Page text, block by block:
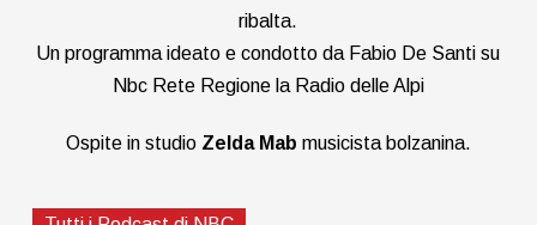
ribalta.
Un programma ideato e condotto da Fabio De Santi su
Nbc Rete Regione la Radio delle Alpi
Ospite in studio Zelda Mab musicista bolzanina.